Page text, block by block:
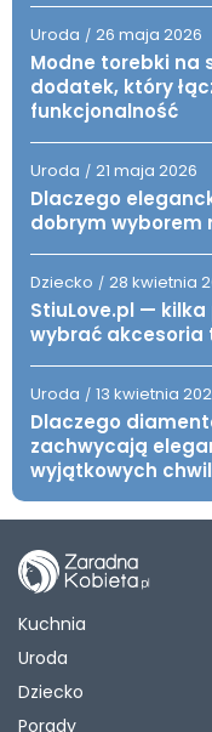
Uroda / 26 maja 2026
Modne torebki na
dodatek, który
funkcjonalność
Uroda / 21 maja 2026
Dlaczego
dobrym wyborem
Dziecko / 28 kwietnia
StiuLove.pl —
wybrać akcesoria
Uroda / 13 kwietnia
Dlaczego
zachwycają
wyjątkowych
Kuchnia
Uroda
Dziecko
Porady